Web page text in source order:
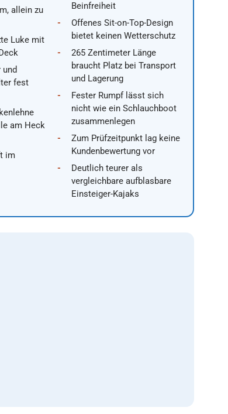
allein zu
Luke mit
fest
am Heck
im
Beinfreiheit
Offenes Sit-on-Top-Design
bietet keinen Wetterschutz
265 Zentimeter Länge
braucht Platz bei Transport
und Lagerung
Fester Rumpf lässt sich
nicht wie ein Schlauchboot
zusammenlegen
Zum Prüfzeitpunkt lag keine
Kundenbewertung vor
Deutlich teurer als
vergleichbare aufblasbare
Einsteiger-Kajaks